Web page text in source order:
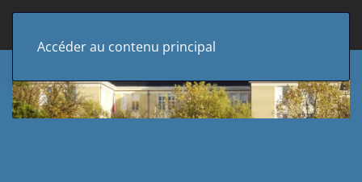
Accéder au contenu principal